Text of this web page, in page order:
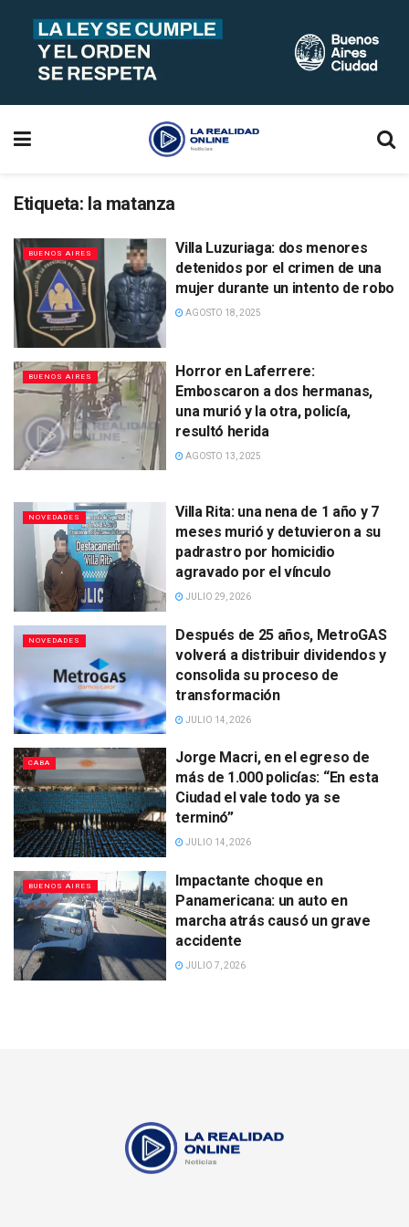
Etiqueta: la matanza
BUENOS AIRES
Villa Luzuriaga: dos menores
detenidos por el crimen de una
mujer durante un intento de robo
AGOSTO 18, 2025
BUENOS AIRES
Horror en Laferrere:
Emboscaron a dos hermanas,
una murió y la otra, policía,
resultó herida
AGOSTO 13, 2025
NOVEDADES
Villa Rita: una nena de 1 año y 7
meses murió y detuvieron a su
padrastro por homicidio
agravado por el vínculo
JULIO 29, 2026
NOVEDADES
Después de 25 años, MetroGAS
volverá a distribuir dividendos y
consolida su proceso de
transformación
JULIO 14, 2026
CABA
Jorge Macri, en el egreso de
más de 1.000 policías: “En esta
Ciudad el vale todo ya se
terminó”
JULIO 14, 2026
BUENOS AIRES
Impactante choque en
Panamericana: un auto en
marcha atrás causó un grave
accidente
JULIO 7, 2026